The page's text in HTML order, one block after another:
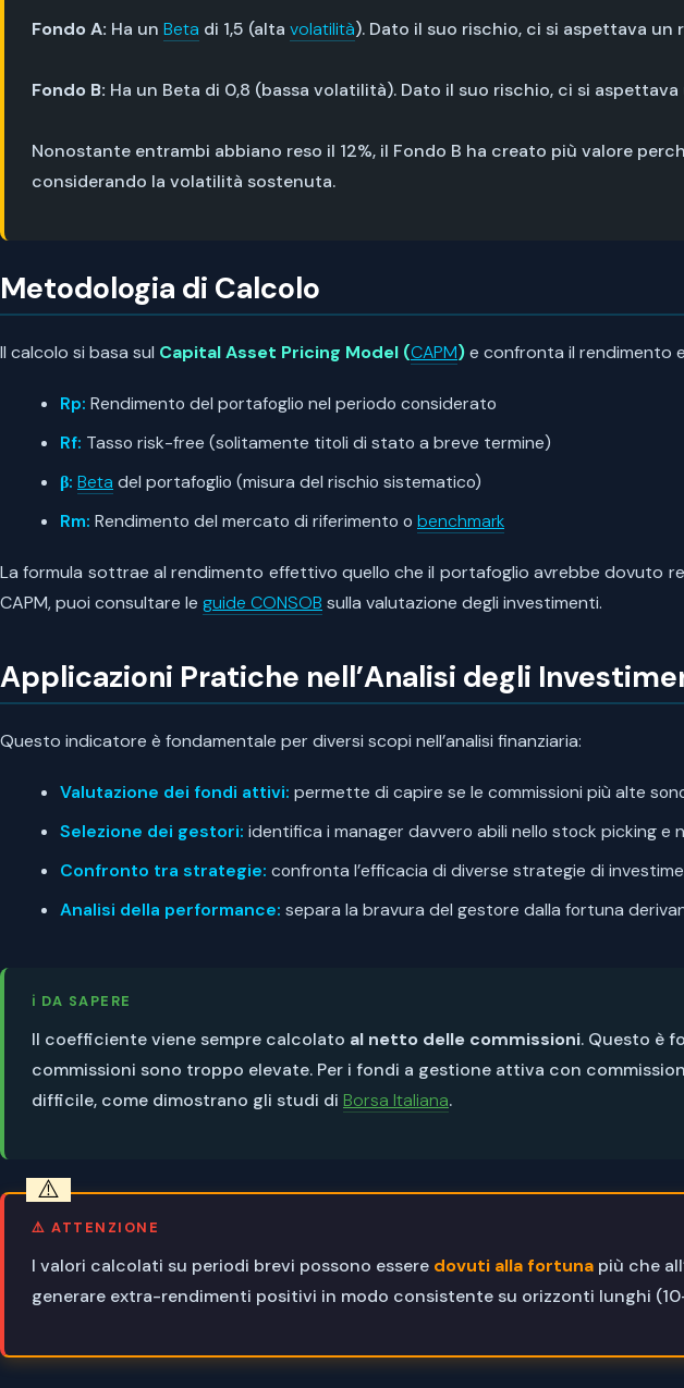
Fondo A: Ha un Beta di 1,5 (alta volatilità). Dato il suo rischio, ci si aspettava
Fondo B: Ha un Beta di 0,8 (bassa volatilità). Dato il suo rischio, ci si
Nonostante entrambi abbiano reso il 12%, il Fondo B ha creato più valore
considerando la volatilità sostenuta.
Metodologia di Calcolo
Il calcolo si basa sul Capital Asset Pricing Model (CAPM)e confronta il rendimento
Rp: Rendimento del portafoglio nel periodo considerato
Rf: Tasso risk-free (solitamente titoli di stato a breve termine)
β: Beta del portafoglio (misura del rischio sistematico)
Rm: Rendimento del mercato di riferimento o benchmark
La formula sottrae al rendimento effettivo quello che il portafoglio avrebbe dovuto
CAPM, puoi consultare le guide CONSOB sulla valutazione degli investimenti.
Applicazioni Pratiche nell’Analisi degli
Questo indicatore è fondamentale per diversi scopi nell’analisi finanziaria:
Valutazione dei fondi attivi: permette di capire se le commissioni più alte
Selezione dei gestori: identifica i manager davvero abili nello stock picking e
Confronto tra strategie: confronta l’efficacia di diverse strategie di
Analisi della performance: separa la bravura del gestore dalla fortuna
ℹ️ DA SAPERE
Il coefficiente viene sempre calcolato al netto delle commissioni. Questo è
commissioni sono troppo elevate. Per i fondi a gestione attiva con
difficile, come dimostrano gli studi di Borsa Italiana.
⚠️ ATTENZIONE
I valori calcolati su periodi brevi possono essere dovuti alla fortuna più che
generare extra-rendimenti positivi in modo consistente su orizzonti lunghi